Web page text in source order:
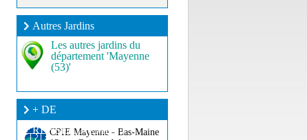
Autres Jardins
Les autres jardins du
département 'Mayenne
(53)'
+ DE
RENSEIGNEMENT ?
CPIE Mayenne - Bas-Maine